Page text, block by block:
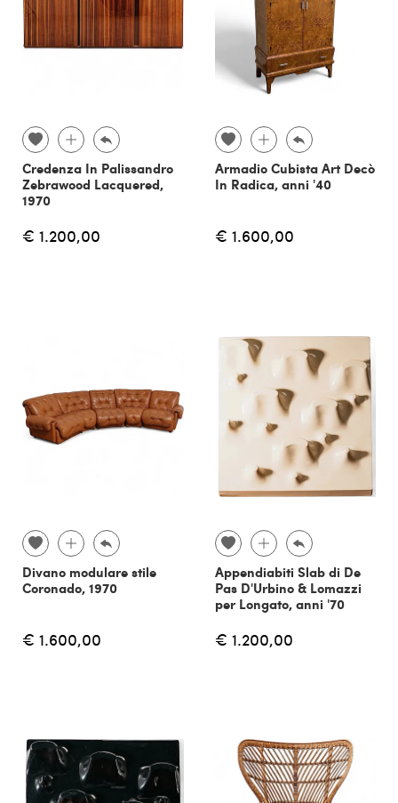
Credenza In Palissandro
Zebrawood Lacquered,
1970
€ 1.200,00
Armadio Cubista Art Decò
In Radica, anni '40
€ 1.600,00
Divano modulare stile
Coronado, 1970
€ 1.600,00
Appendiabiti Slab di De
Pas D'Urbino & Lomazzi
per Longato, anni '70
€ 1.200,00